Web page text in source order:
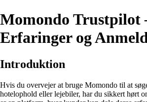
Momondo Trustpilot
Erfaringer og
Introduktion
Hvis du overvejer at bruge Momondo til at
hotelophold eller lejebiler, har du sikkert hørt